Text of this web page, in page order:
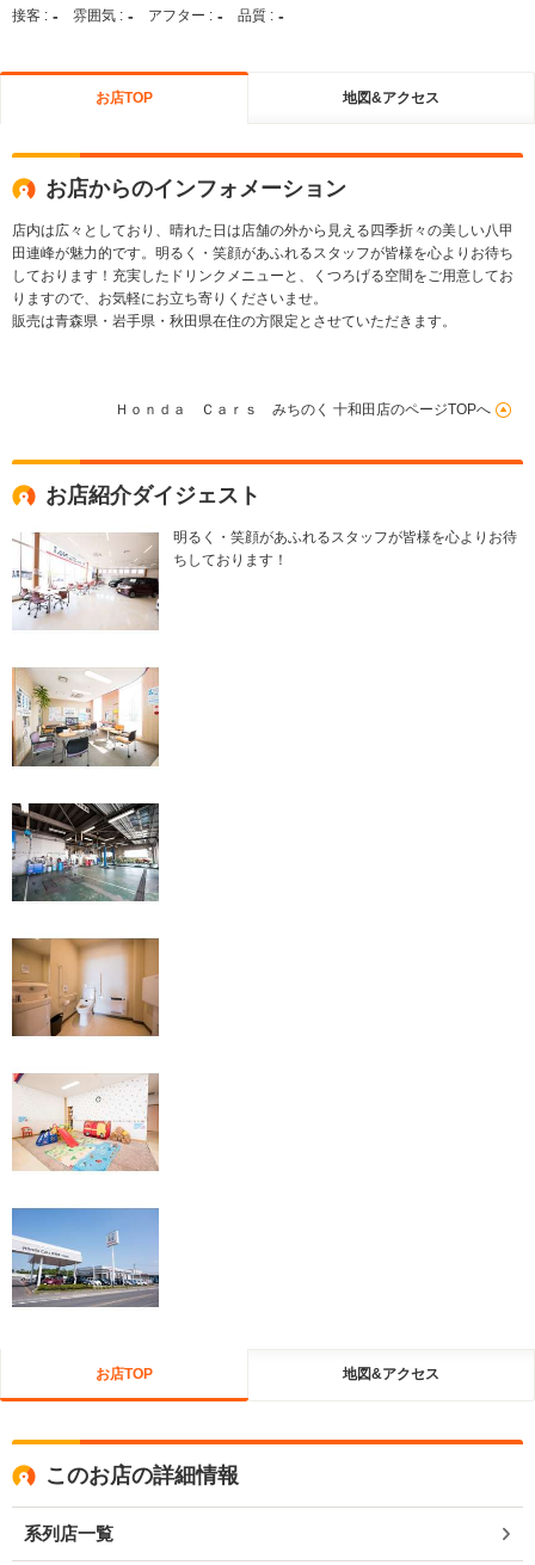
接客 : - 雰囲気 : - アフター : - 品質 : -
お店TOP 地図&アクセス
お店からのインフォメーション
店内は広々としており、晴れた日は店舗の外から見える四季折々の美しい八甲
田連峰が魅力的です。明るく・笑顔があふれるスタッフが皆様を心よりお待ち
しております！充実したドリンクメニューと、くつろげる空間をご用意してお
りますので、お気軽にお立ち寄りくださいませ。
販売は青森県・岩手県・秋田県在住の方限定とさせていただきます。
Ｈｏｎｄａ Ｃａｒｓ みちのく 十和田店のページTOPへ
お店紹介ダイジェスト
明るく・笑顔があふれるスタッフが皆様を心よりお待
ちしております！
お店TOP 地図&アクセス
このお店の詳細情報
系列店一覧